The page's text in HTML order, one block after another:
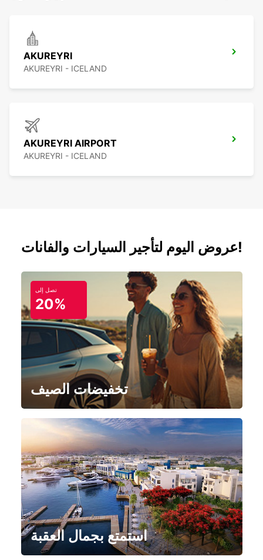
AKUREYRI
AKUREYRI - ICELAND
AKUREYRI AIRPORT
AKUREYRI - ICELAND
عروض اليوم لتأجير السيارات والفانات!
تصل إلى
20%
تخفيضات الصيف
استمتع بجمال العقبة